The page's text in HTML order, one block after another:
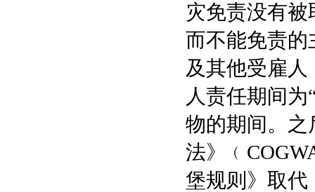
灾免责没有
而不能免责的
及其他受雇
人责任期间
物的期间。之
法》
堡规则》取